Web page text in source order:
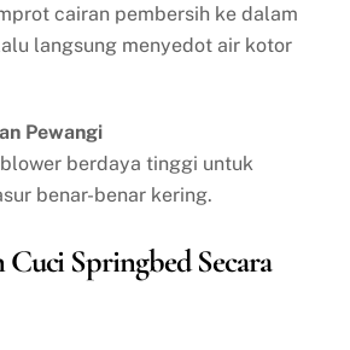
cairan pembersih ke dalam
langsung menyedot air kotor
Pewangi
berdaya tinggi untuk
benar-benar kering.
Springbed Secara